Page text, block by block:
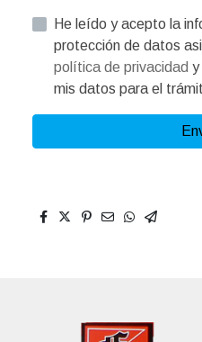
He leído y acepto la información básica sobre
política de privacidad y
mis datos para el